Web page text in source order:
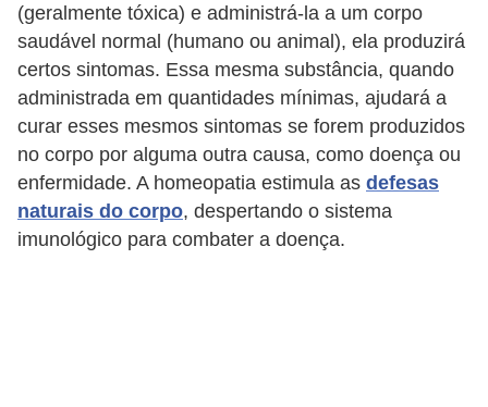
(geralmente tóxica) e administrá-la a um corpo
saudável normal (humano ou animal), ela produzirá
certos sintomas. Essa mesma substância, quando
administrada em quantidades mínimas, ajudará a
curar esses mesmos sintomas se forem produzidos
no corpo por alguma outra causa, como doença ou
enfermidade. A homeopatia estimula as defesas
naturais do corpo, despertando o sistema
imunológico para combater a doença.
c
o
s
A
v
e
s
o